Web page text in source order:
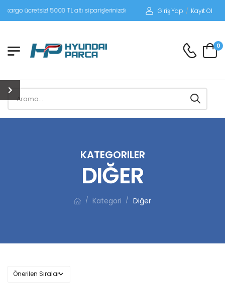
5000 TL altı siparişlerinizde siparişleriniz alıcı ödemeli gönderilir.
Giriş Yap / Kayıt Ol
0
KATEGORILER
DIĞER
/ Kategori / Diğer